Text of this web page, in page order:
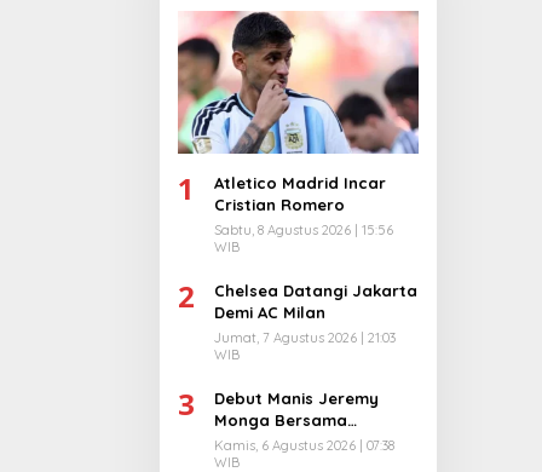
1
Atletico Madrid Incar
Cristian Romero
Sabtu, 8 Agustus 2026 | 15:56
WIB
2
Chelsea Datangi Jakarta
Demi AC Milan
Jumat, 7 Agustus 2026 | 21:03
WIB
3
Debut Manis Jeremy
Monga Bersama
Manchester City
Kamis, 6 Agustus 2026 | 07:38
WIB